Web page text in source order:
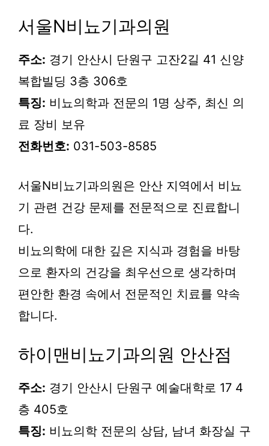
서울N비뇨기과의원
주소: 경기 안산시 단원구 고잔2길 41 신양
복합빌딩 3층 306호
특징: 비뇨의학과 전문의 1명 상주, 최신 의
료 장비 보유
전화번호: 031-503-8585
서울N비뇨기과의원은 안산 지역에서 비뇨
기 관련 건강 문제를 전문적으로 진료합니
다.
비뇨의학에 대한 깊은 지식과 경험을 바탕
으로 환자의 건강을 최우선으로 생각하며
편안한 환경 속에서 전문적인 치료를 약속
합니다.
하이맨비뇨기과의원 안산점
주소: 경기 안산시 단원구 예술대학로 17 4
층 405호
특징: 비뇨의학 전문의 상담, 남녀 화장실 구